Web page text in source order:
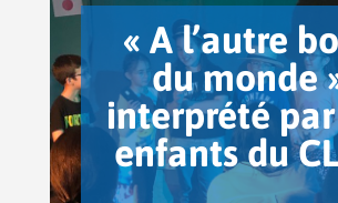
« A l’autre
du monde
interprété
enfants du